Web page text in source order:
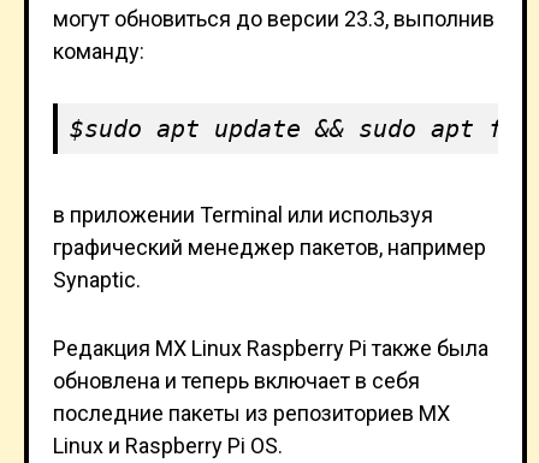
могут обновиться до версии 23.3, выполнив
команду:
sudo apt update && sudo apt
в приложении Terminal или используя
графический менеджер пакетов, например
Synaptic.
Редакция MX Linux Raspberry Pi также была
обновлена и теперь включает в себя
последние пакеты из репозиториев MX
Linux и Raspberry Pi OS.